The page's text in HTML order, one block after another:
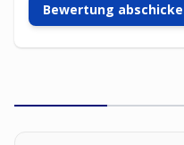
Bewertung